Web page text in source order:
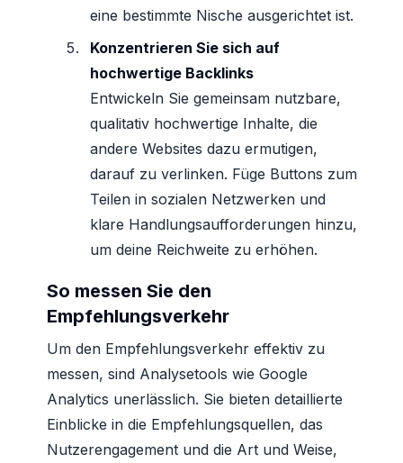
eine bestimmte Nische ausgerichtet ist.
Konzentrieren Sie sich auf
hochwertige Backlinks
Entwickeln Sie gemeinsam nutzbare,
qualitativ hochwertige Inhalte, die
andere Websites dazu ermutigen,
darauf zu verlinken. Füge Buttons zum
Teilen in sozialen Netzwerken und
klare Handlungsaufforderungen hinzu,
um deine Reichweite zu erhöhen.
So messen Sie den
Empfehlungsverkehr
Um den Empfehlungsverkehr effektiv zu
messen, sind Analysetools wie Google
Analytics unerlässlich. Sie bieten detaillierte
Einblicke in die Empfehlungsquellen, das
Nutzerengagement und die Art und Weise,